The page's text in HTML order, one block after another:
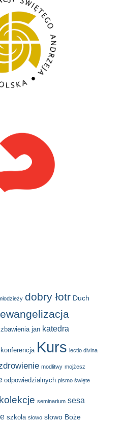
dobry łotr Duch
ewangelizacja
jan katedra
konferencja Kurs lectio divina
modlitwy mojżesz
odpowiedzialnych pismo święte
seminarium sesa
szkoła słowo słowo Boże